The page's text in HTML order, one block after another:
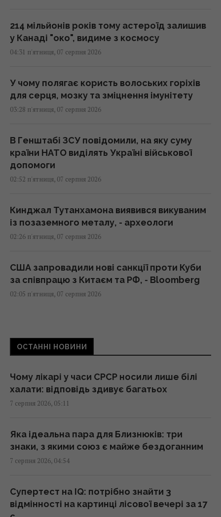
214 мільйонів років тому астероїд залишив
у Канаді "око", видиме з космосу
04:31 п'ятниця, 07 серпня 2026
У чому полягає користь волоських горіхів
для серця, мозку та зміцнення імунітету
03:28 п'ятниця, 07 серпня 2026
В Генштабі ЗСУ повідомили, на яку суму
країни НАТО виділять Україні військової
допомоги
02:52 п'ятниця, 07 серпня 2026
Кинджал Тутанхамона виявився викуваним
із позаземного металу, - археологи
02:26 п'ятниця, 07 серпня 2026
США запровадили нові санкції проти Куби
за співпрацю з Китаєм та РФ, - Bloomberg
02:05 п'ятниця, 07 серпня 2026
названо простий предмет у салоні, що
може допомогти
"Достатньо, щоб вижити, а не перемогти":
ексчиновниця НАТО про надання ракет
01:19 п'ятниця, 07 серпня 2026
Одне налаштування, яке варто змінити всім
00:25 п'ятниця, 07 серпня 2026
ОСТАННІ НОВИНИ
Чому лікарі у часи СРСР носили лише білі
халати: відповідь здивує багатьох
7 серпня 2026, 05:11
Яка ідеальна пара для Близнюків: три
знаки, з якими союз є майже бездоганним
7 серпня 2026, 04:54
Супертест на IQ: потрібно знайти 3
відмінності на картинці лісової вечері за 17